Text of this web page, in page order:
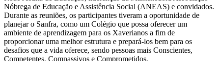
Nóbrega de Educação e Assistência Social (ANEAS) e convidados.
Durante as reuniões, os participantes tiveram a oportunidade de
planejar o Sanfra, como um Colégio que possa oferecer um
ambiente de aprendizagem para os Xaverianos a fim de
proporcionar uma melhor estrutura e prepará-los bem para os
desafios que a vida oferece, sendo pessoas mais Conscientes,
Competentes, Compassivos e Comprometidos.